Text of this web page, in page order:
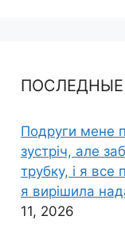
Подруги мене
зустріч, але
трубку, і я все
я вирішила
11, 2026